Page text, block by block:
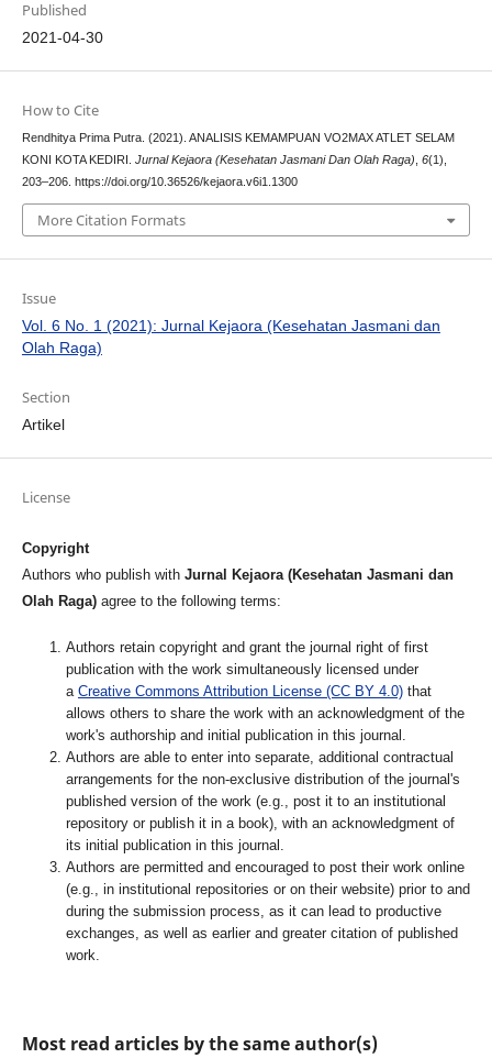
Published
2021-04-30
How to Cite
Rendhitya Prima Putra. (2021). ANALISIS KEMAMPUAN VO2MAX ATLET SELAM
KONI KOTA KEDIRI. Jurnal Kejaora (Kesehatan Jasmani Dan Olah Raga) 6(1),
203–206. https://doi.org/10.36526/kejaora.v6i1.1300
More Citation Formats
Issue
Vol. 6 No. 1 (2021): Jurnal Kejaora (Kesehatan Jasmani dan
Olah Raga)
Section
Artikel
License
Copyright
Authors who publish with Jurnal Kejaora (Kesehatan Jasmani dan
Olah Raga)agree to the following terms:
Authors retain copyright and grant the journal right of first
publication with the work simultaneously licensed under
a Creative Commons Attribution License (CC BY 4.0)that
allows others to share the work with an acknowledgment of the
work's authorship and initial publication in this journal.
Authors are able to enter into separate, additional contractual
arrangements for the non-exclusive distribution of the journal's
published version of the work (e.g., post it to an institutional
repository or publish it in a book), with an acknowledgment of
its initial publication in this journal.
Authors are permitted and encouraged to post their work online
(e.g., in institutional repositories or on their website) prior to and
during the submission process, as it can lead to productive
exchanges, as well as earlier and greater citation of published
work.
Most read articles by the same author(s)